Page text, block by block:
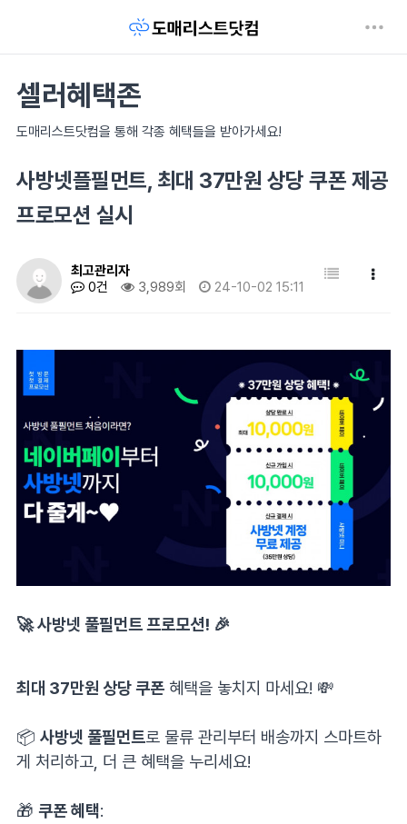
셀러혜택존
도매리스트닷컴을 통해 각종 혜택들을 받아가세요!
사방넷플필먼트, 최대 37만원 상당 쿠폰 제공
프로모션 실시
최고관리자
0건
3,989회 24-10-02 15:11
🚀사방넷 풀필먼트 프로모션! 🎉
최대 37만원 상당 쿠폰 혜택을 놓치지 마세요! 💸
📦 사방넷 풀필먼트로 물류 관리부터 배송까지 스마트하
게 처리하고, 더 큰 혜택을 누리세요!
🎁 쿠폰 혜택: